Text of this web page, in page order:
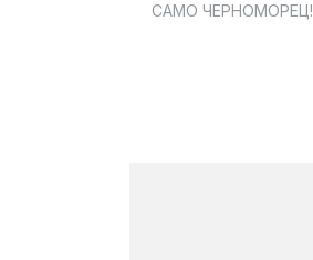
САМО ЧЕРНОМОРЕЦ!